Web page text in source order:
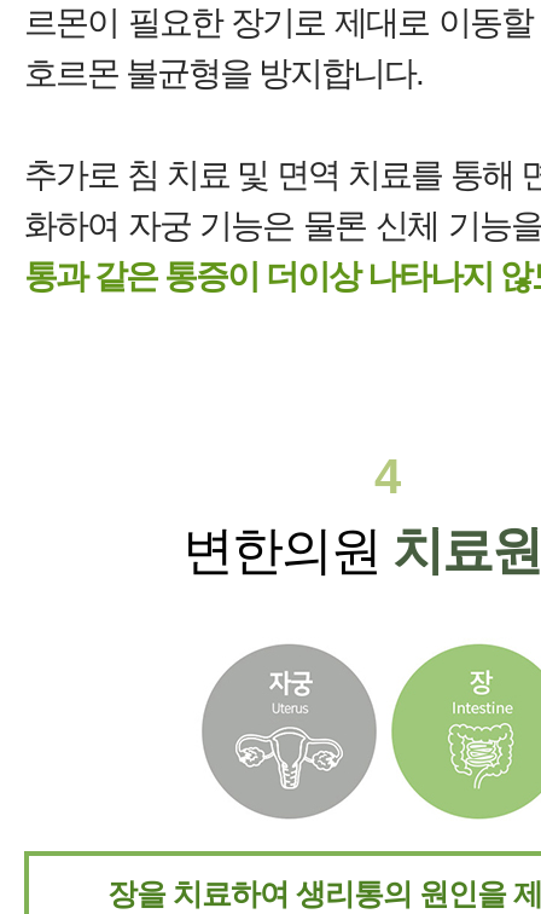
르몬이 필요한 장기로 제대로 이동
호르몬 불균형을 방지합니다.
추가로 침 치료 및 면역 치료를 통해
화하여 자궁 기능은 물론 신체 기능
통과 같은 통증이 더이상 나타나지
4
변한의원 치료
장을 치료하여 생리통의 원인을